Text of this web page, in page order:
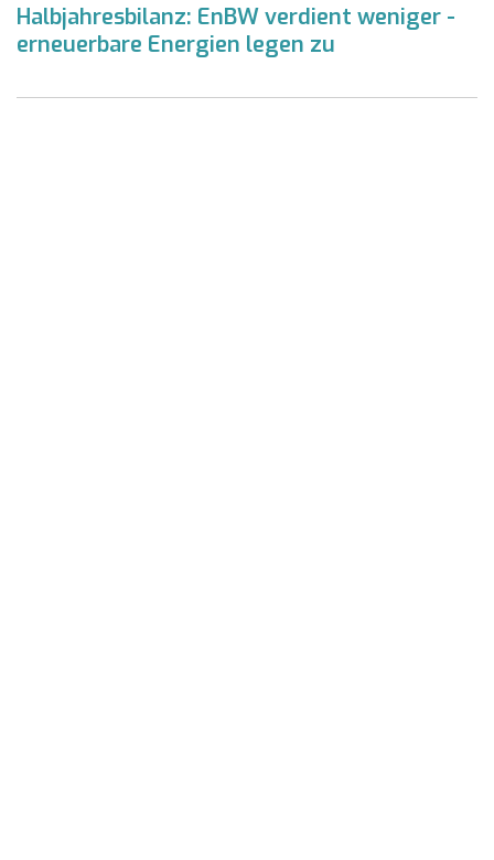
Halbjahresbilanz: EnBW verdient weniger -
erneuerbare Energien legen zu